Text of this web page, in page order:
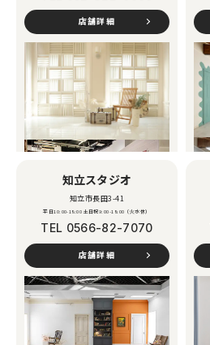
店舗詳細
知立スタジオ
知立市長田3-41
平日10:00-18:00 土日祝9:00-18:00（火水休）
TEL 0566-82-7070
店舗詳細